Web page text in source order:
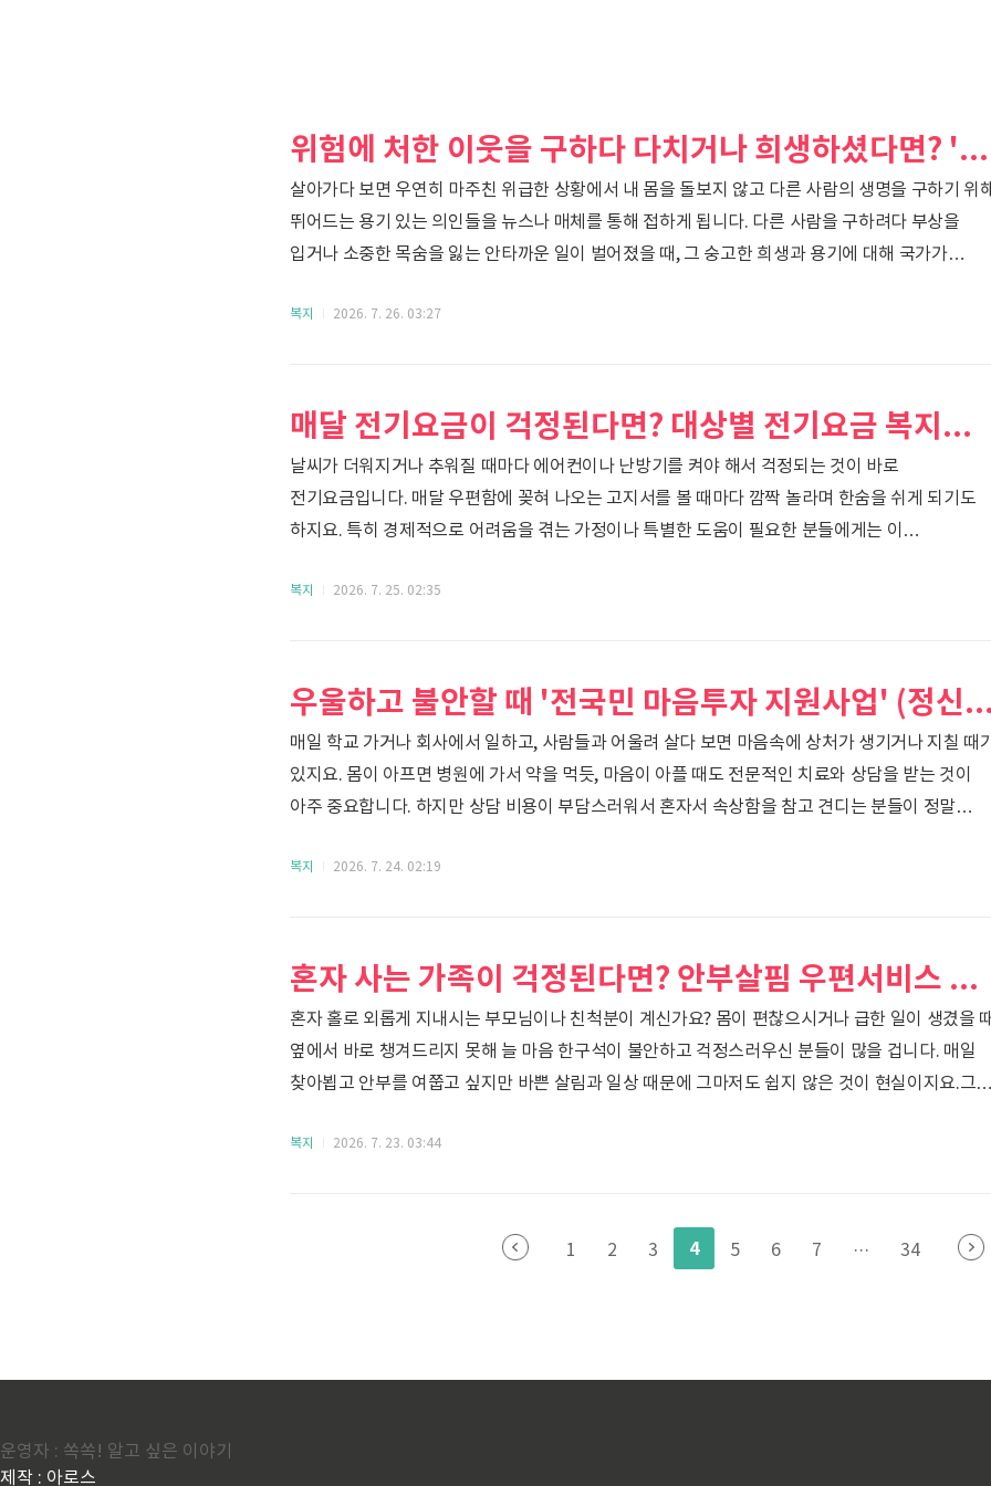
위험에 처한 이웃을 구하다 다치거나 희생하셨다면? '의사상자 예우 및 지원' 제도 총정리
살아가다 보면 우연히 마주친 위급한 상황에서 내 몸을 돌보지 않고 다른 사람의 생명을 구하기 위
뛰어드는 용기 있는 의인들을 뉴스나 매체를 통해 접하게 됩니다. 다른 사람을 구하려다 부상을
입거나 소중한 목숨을 잃는 안타까운 일이 벌어졌을 때, 그 숭고한 희생과 용기에 대해 국가가
구하다가 부상을 입거나 사망한 의사상자와 그 유족들의 생활 안정을 돕고 숭고한 뜻을 기리기 위
말하나요? (지원 대상)직무와 상관없이 자신의 생..
복지 2026. 7. 26. 03:27
매달 전기요금이 걱정된다면? 대상별 전기요금 복지할인 혜택과 신청 방법
날씨가 더워지거나 추워질 때마다 에어컨이나 난방기를 켜야 해서 걱정되는 것이 바로
전기요금입니다. 매달 우편함에 꽂혀 나오는 고지서를 볼 때마다 깜짝 놀라며 한숨을 쉬게 되기도
하지요. 특히 경제적으로 어려움을 겪는 가정이나 특별한 도움이 필요한 분들에게는 이
덜어주기 위해 사회적 배려 대상자들에게 전기요금을 깎아주는 '전기요금 복지할인' 제도를
무엇인가요?사회적으로 따뜻한 손길이 필요한 취약계층의 매달 전기요금 부담을 덜어주기 위해..
복지 2026. 7. 25. 02:35
우울하고 불안할 때 '전국민 마음투자 지원사업'
매일 학교 가거나 회사에서 일하고, 사람들과 어울려 살다 보면 마음속에 상처가 생기거나 지칠 때
있지요. 몸이 아프면 병원에 가서 약을 먹듯, 마음이 아플 때도 전문적인 치료와 상담을 받는 것이
아주 중요합니다. 하지만 상담 비용이 부담스러워서 혼자서 속상함을 참고 견디는 분들이 정말
마음투자 지원사업'이 있다는 사실을 알고 계셨나요? 이번 포스팅에서는 마음 건강을 챙겨주는
이야기를 나누며 치유할 수 있도록 정부가 지원해 주는 복..
복지 2026. 7. 24. 02:19
혼자 사는 가족이 걱정된다면? 안부살핌 우편서비스 사업 신청 방법과 혜택
혼자 홀로 외롭게 지내시는 부모님이나 친척분이 계신가요? 몸이 편찮으시거나 급한 일이 생겼을
옆에서 바로 챙겨드리지 못해 늘 마음 한구석이 불안하고 걱정스러우신 분들이 많을 겁니다. 매일
찾아뵙고 안부를 여쭙고 싶지만 바쁜 살림과 일상 때문에 그마저도 쉽지 않은 것이 현실이지요.그
따뜻한 정부 지원 사업이 있다는 사실, 알고 계셨나요? 이번 포스팅에서는 안부살핌 우편서비스
이웃이지요. 이 우체국의 특장점을 살려, 홀로 사는 어르신이나..
복지 2026. 7. 23. 03:44
1 2 3 4 5 6 7 ··· 34
운영자 : 쏙쏙! 알고 싶은 이야기
제작 : 아로스